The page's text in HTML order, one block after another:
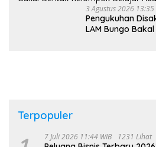
3 Agustus 2026 13:35
Pengukuhan
LAM Bungo
Terpopuler
7 Juli 2026 11:44 WIB 1231 Lihat